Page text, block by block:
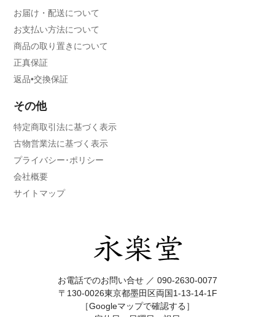
お届け・配送について
お支払い方法について
商品の取り置きについて
正真保証
返品•交換保証
その他
特定商取引法に基づく表示
古物営業法に基づく表示
プライバシー･ポリシー
会社概要
サイトマップ
お電話でのお問い合せ ／ 090-2630-0077
〒130-0026東京都墨田区両国1-13-14-1F
［Googleマップで確認する］